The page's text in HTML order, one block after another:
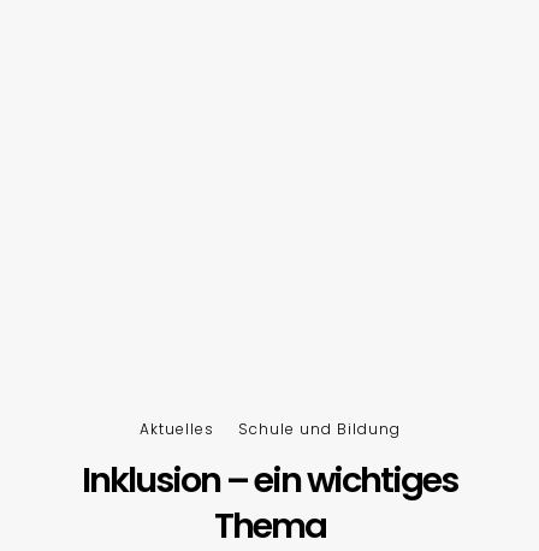
Aktuelles Schule und Bildung
Inklusion – ein wichtiges
Thema